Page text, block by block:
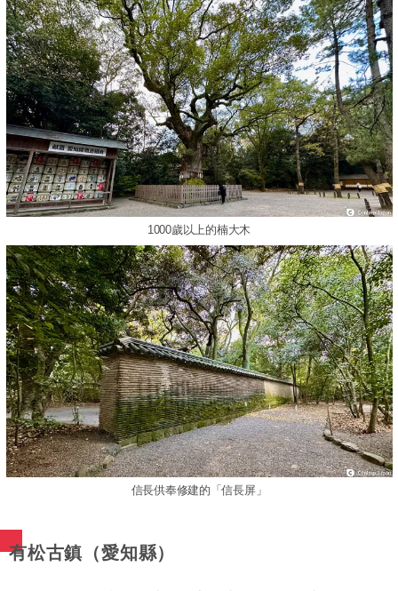
1000歲以上的楠大木
信長供奉修建的「信長屏」
有松古鎮（愛知縣）